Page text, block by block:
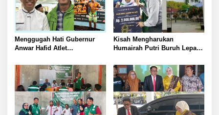
Menggugah Hati Gubernur
Anwar Hafid Atlet
Sulawesi Tengah Tak Boleh
Berjuang Sendirian Perhatian
Pada Fitra Atlet Binaraga
Banggai
Kisah Mengharukan
Humairah Putri Buruh Lepas
Meraih Juara II Pidato Bahasa
Inggris